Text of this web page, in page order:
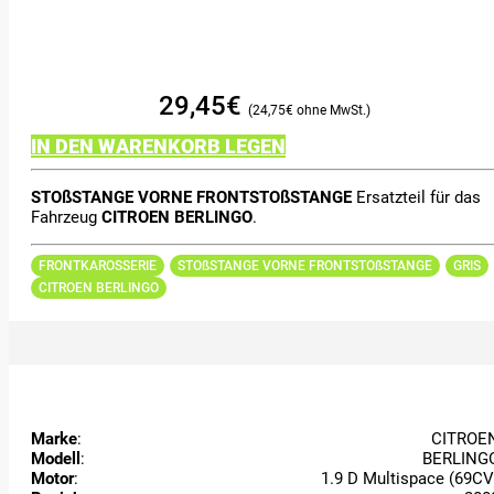
29,45€ 24,75€
IN DEN WARENKORB LEGEN
STOßSTANGE VORNE FRONTSTOßSTANGEErsatzteil für das
Fahrzeug CITROEN BERLINGO.
FRONTKAROSSERIE STOßSTANGE VORNE FRONTSTOßSTANGE
GRIS
CITROEN BERLINGO
Marke:
Modell :
Motor:
1.9 D Multispace